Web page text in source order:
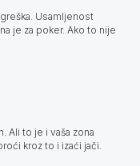
Usamljenost
je za poker. Ako to nije
Ali to je i vaša zona
kroz to i izaći jači.